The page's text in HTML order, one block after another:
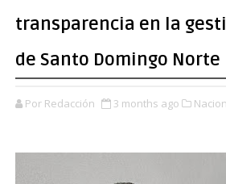
transparencia en la
de Santo Domingo Norte
Por Redacción 3 months ago